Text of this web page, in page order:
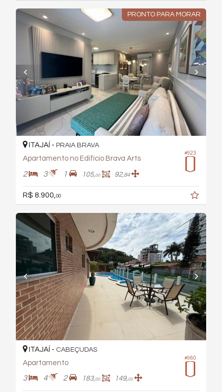
PRONTO PARA MORAR
#923
ITAJAÍ - PRAIA BRAVA
Apartamento no Edifício Brava Arts
2 3 1 105,00 92,84
R$ 8.900, 00
#960
ITAJAÍ - CABEÇUDAS
Apartamento
3 4 2 183,00 149,00